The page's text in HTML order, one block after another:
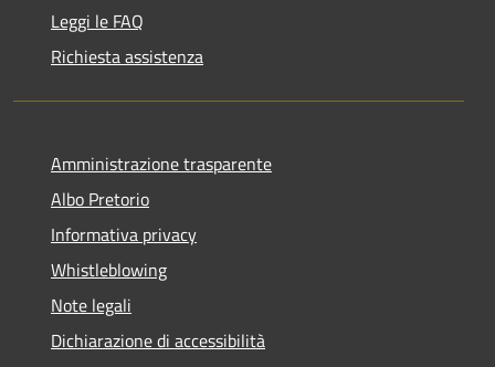
Leggi le FAQ
Richiesta assistenza
Amministrazione trasparente
Albo Pretorio
Informativa privacy
Whistleblowing
Note legali
Dichiarazione di accessibilità